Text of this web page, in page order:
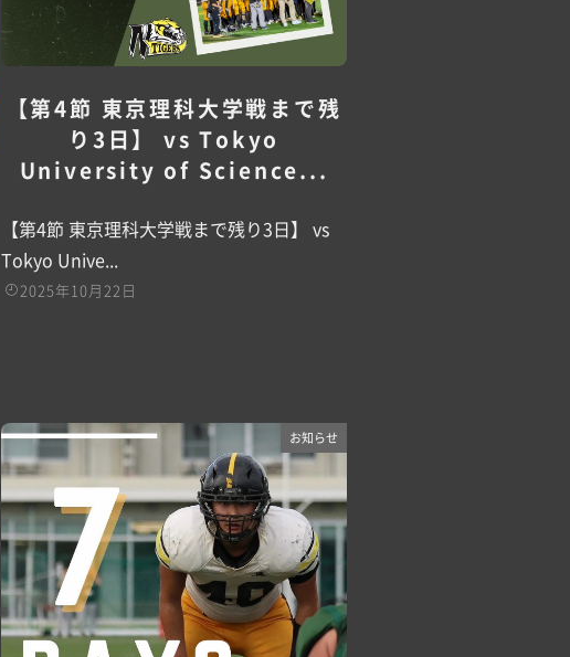
【第4節 東京理科大学戦まで残
り3日】 vs Tokyo
University of Science...
【第4節 東京理科大学戦まで残り3日】 vs
Tokyo Unive...
2025年10月22日
お知らせ